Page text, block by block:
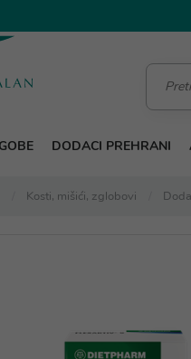
DODACI PREHRANI
Kosti, mišići, zglobovi